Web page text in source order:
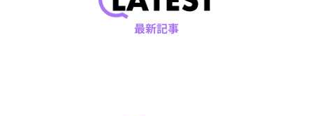
最新記事